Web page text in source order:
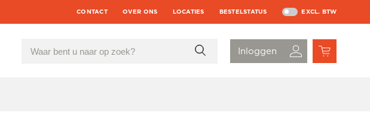
CONTACT OVER ONS LOCATIES BESTELSTATUS EXCL. BTW